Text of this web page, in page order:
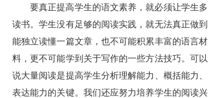
要真正提高学生的语文素养，就必须让学生多
读书。学生没有足够的阅读实践，就无法真正做到
能独立读懂一篇文章，也不可能积累丰富的语言材
料，更不可能学到关于写作的一些方法技巧。可以
说大量阅读是提高学生分析理解能力、概括能力、
表达能力的关键。我们还应努力培养学生的阅读兴